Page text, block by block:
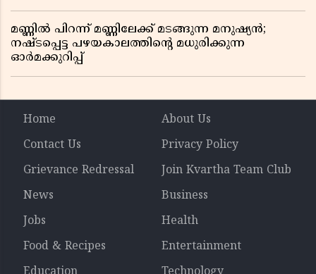
മണ്ണിൽ പിറന്ന് മണ്ണിലേക്ക് മടങ്ങുന്ന മനുഷ്യൻ;
നഷ്ടപ്പെട്ട പഴയകാലത്തിൻ്റെ മധുരിക്കുന്ന
ഓർമക്കുറിപ്പ്
Home
About Us
Contact Us
Privacy Policy
Grievance Redressal
Join Kvartha Team Club
News
Business
Jobs
Health
Food & Recipes
Entertainment